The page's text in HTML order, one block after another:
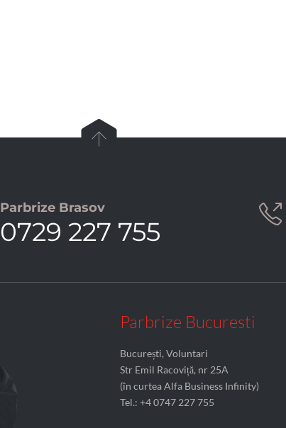

Parbrize Brasov
0729 227 755

Parbrize Bucuresti
București, Voluntari
Str Emil Racoviță, nr 25A
(în curtea Alfa Business Infinity)
Tel.: +4 0747 227 755